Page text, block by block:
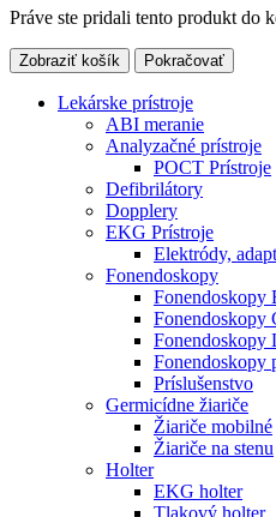
Práve ste pridali tento produkt do
Zobraziť košík Pokračovať
Lekárske prístroje
ABI meranie
Analyzačné prístroje
POCT Prístroje
Defibrilátory
Dopplery
EKG Prístroje
Elektródy,
Fonendoskopy
Fonendoskopy
Fonendoskopy
Fonendoskopy
Fonendoskopy
Príslušenstvo
Germicídne žiariče
Žiariče mobilné
Žiariče na stenu
Holter
EKG holter